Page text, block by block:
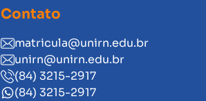
Contato
matricula@unirn.edu.br
unirn@unirn.edu.br
(84) 3215-2917
(84) 3215-2917